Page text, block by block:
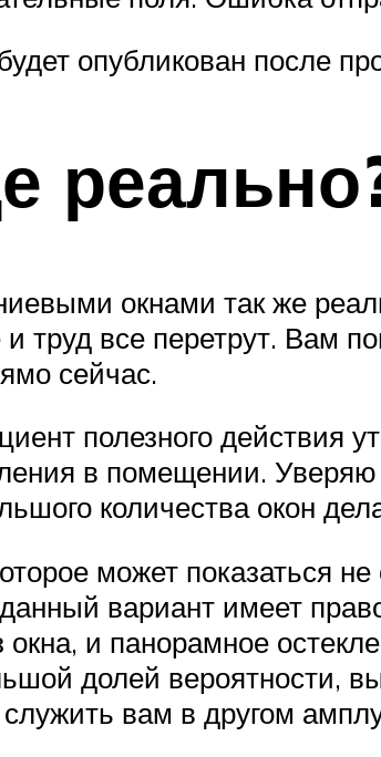
опубликован после
окнами так же
и труд все перетрут. Вам
сейчас.
полезного действия
в помещении.
количества окон
может показаться
вариант имеет
и панорамное
долей вероятности,
вам в другом